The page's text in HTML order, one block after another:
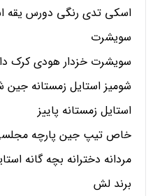
اسکی تدی رنگی دورس یقه
سویشرت
سویشرت خزدار هودی کرک
شومیز استایل زمستانه
استایل زمستانه پاییز
خاص تیپ جین پارچه مجلسی
مردانه دخترانه بچه گانه
برند لش